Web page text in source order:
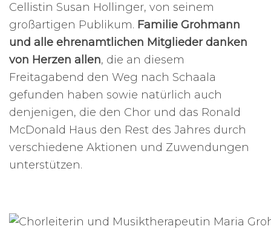
Cellistin Susan Hollinger, von seinem
großartigen Publikum. Familie Grohmann
und alle ehrenamtlichen Mitglieder danken
von Herzen allen, die an diesem
Freitagabend den Weg nach Schaala
gefunden haben sowie natürlich auch
denjenigen, die den Chor und das Ronald
McDonald Haus den Rest des Jahres durch
verschiedene Aktionen und Zuwendungen
unterstützen.